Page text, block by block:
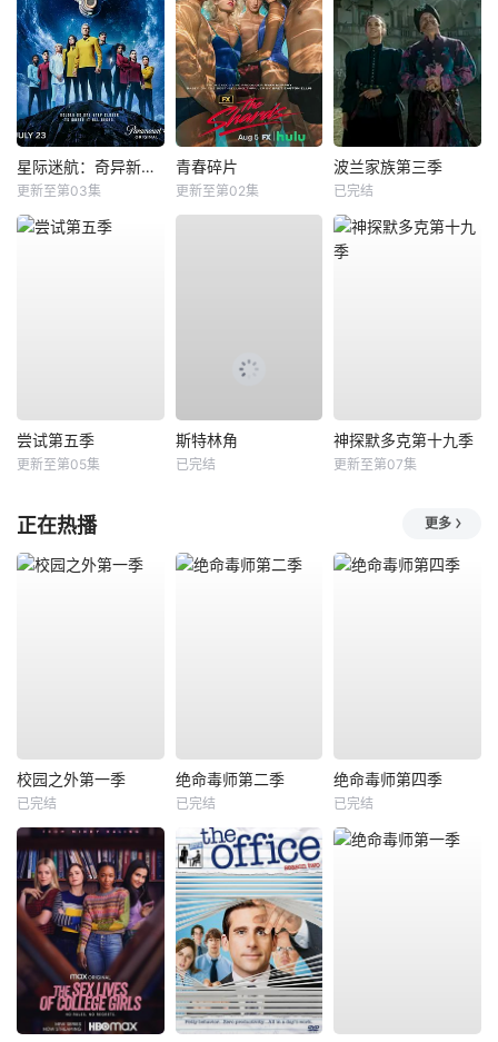
星际迷航：奇异新世界第四季
更新至第03集
青春碎片
更新至第02集
波兰家族第三季
已完结
尝试第五季
更新至第05集
斯特林角
已完结
神探默多克第十九季
更新至第07集
正在热播 更多
校园之外第一季
已完结
绝命毒师第二季
已完结
绝命毒师第四季
已完结